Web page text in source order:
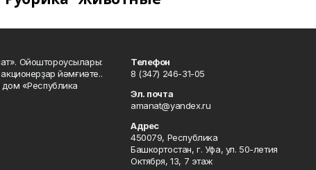
Ойоштороусылары:
йәмғиәте..
«Республика
Телефон
8 (347) 246-31-05
Эл. почта
amanat@yandex.ru
Адрес
450079, Республика
Башкортостан, г. Уфа, ул. 50-летия
Октября, 13, 7 этаж